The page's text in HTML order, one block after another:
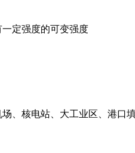
定强度的可变强度
、核电站、大工业区、港口